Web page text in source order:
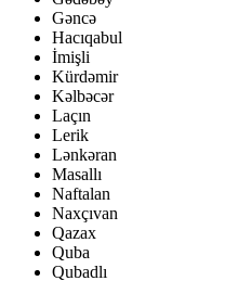
Gəncə
Hacıqabul
İmişli
Kürdəmir
Kəlbəcər
Laçın
Lerik
Lənkəran
Masallı
Naftalan
Naxçıvan
Qazax
Quba
Qubadlı